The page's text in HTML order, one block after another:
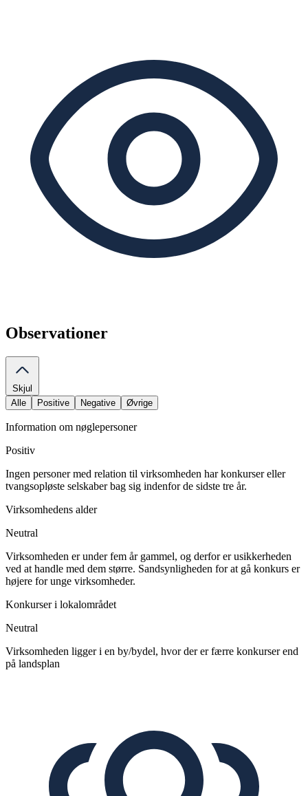
Observationer
Skjul
Alle
Positive Negative Øvrige
Information om nøglepersoner
Positiv
Ingen personer med relation til virksomheden har konkurser eller
tvangsopløste selskaber bag sig indenfor de sidste tre år.
Virksomhedens alder
Neutral
Virksomheden er under fem år gammel, og derfor er usikkerheden
ved at handle med dem større. Sandsynligheden for at gå konkurs er
højere for unge virksomheder.
Konkurser i lokalområdet
Neutral
Virksomheden ligger i en by/bydel, hvor der er færre konkurser end
på landsplan